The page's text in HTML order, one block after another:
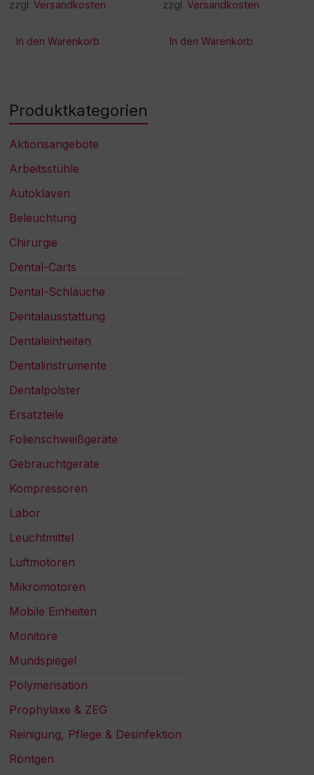
zzgl.Versandkosten
In den Warenkorb
zzgl.Versandkosten
In den Warenkorb
Produktkategorien
Aktionsangebote
Arbeitsstühle
Autoklaven
Beleuchtung
Chirurgie
Dental-Carts
Dental-Schläuche
Dentalausstattung
Dentaleinheiten
Dentalinstrumente
Dentalpolster
Ersatzteile
Folienschweißgeräte
Gebrauchtgeräte
Kompressoren
Labor
Leuchtmittel
Luftmotoren
Mikromotoren
Mobile Einheiten
Monitore
Mundspiegel
Polymerisation
Prophylaxe & ZEG
Reinigung, Pflege & Desinfektion
Röntgen